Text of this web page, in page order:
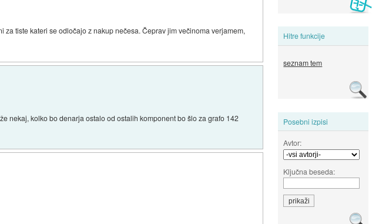
Hitre funkcije
seznam tem
Posebni izpisi
Avtor:
Ključna beseda:
tiste kateri se odločajo z nakup nečesa. Čeprav jim večinoma verjamem,
nekaj, kolko bo denarja ostalo od ostalih komponent bo šlo za grafo 142